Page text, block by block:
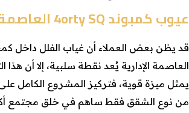
عيوب كمبوند 4orty SQ العاصمة الإدارية
العاصمة الإدارية يُعد نقطة سلبية، إلا أن هذا
يمثل ميزة قوية، فتركيز المشروع الكامل
من نوع الشقق فقط ساهم في خلق مجتمع